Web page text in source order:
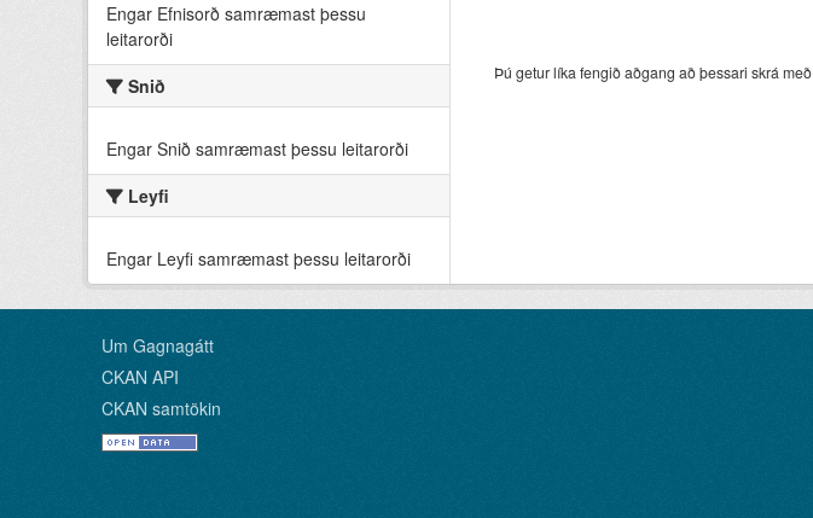
Engar Efnisorð samræmast þessu
leitarorði
Snið
Engar Snið samræmast þessu leitarorði
Leyfi
Engar Leyfi samræmast þessu leitarorði
Þú getur líka fengið aðgang að þessari skrá með
Um Gagnagátt
CKAN API
CKAN samtökin